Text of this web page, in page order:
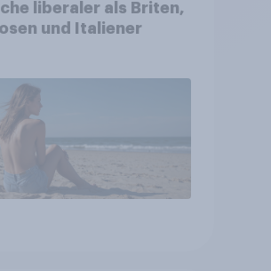
liberaler als Briten,
und Italiener